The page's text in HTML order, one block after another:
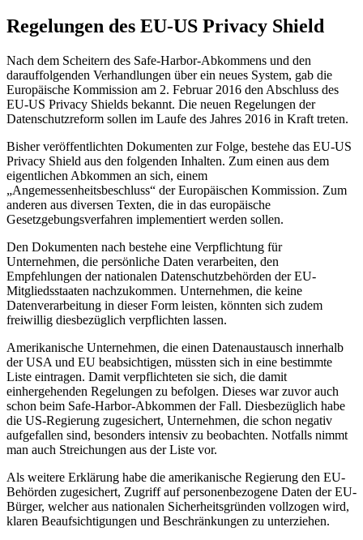
Regelungen des EU-US Privacy Shield
Nach dem Scheitern des Safe-Harbor-Abkommens und den
darauffolgenden Verhandlungen über ein neues System, gab die
Europäische Kommission am 2. Februar 2016 den Abschluss des
EU-US Privacy Shields bekannt. Die neuen Regelungen der
Datenschutzreform sollen im Laufe des Jahres 2016 in Kraft treten.
Bisher veröffentlichten Dokumenten zur Folge, bestehe das EU-US
Privacy Shield aus den folgenden Inhalten. Zum einen aus dem
eigentlichen Abkommen an sich, einem
„Angemessenheitsbeschluss“ der Europäischen Kommission. Zum
anderen aus diversen Texten, die in das europäische
Gesetzgebungsverfahren implementiert werden sollen.
Den Dokumenten nach bestehe eine Verpflichtung für
Unternehmen, die persönliche Daten verarbeiten, den
Empfehlungen der nationalen Datenschutzbehörden der EU-
Mitgliedsstaaten nachzukommen. Unternehmen, die keine
Datenverarbeitung in dieser Form leisten, könnten sich zudem
freiwillig diesbezüglich verpflichten lassen.
Amerikanische Unternehmen, die einen Datenaustausch innerhalb
der USA und EU beabsichtigen, müssten sich in eine bestimmte
Liste eintragen. Damit verpflichteten sie sich, die damit
einhergehenden Regelungen zu befolgen. Dieses war zuvor auch
schon beim Safe-Harbor-Abkommen der Fall. Diesbezüglich habe
die US-Regierung zugesichert, Unternehmen, die schon negativ
aufgefallen sind, besonders intensiv zu beobachten. Notfalls nimmt
man auch Streichungen aus der Liste vor.
Als weitere Erklärung habe die amerikanische Regierung den EU-
Behörden zugesichert, Zugriff auf personenbezogene Daten der EU-
Bürger, welcher aus nationalen Sicherheitsgründen vollzogen wird,
klaren Beaufsichtigungen und Beschränkungen zu unterziehen.